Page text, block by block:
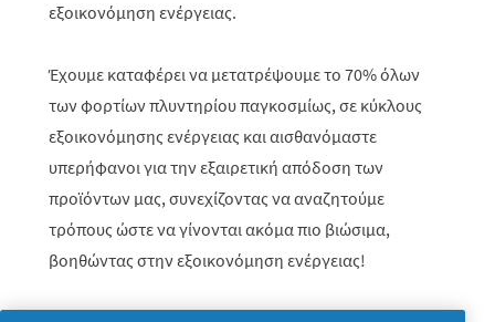
εξοικονόμηση ενέργειας.
Έχουμε καταφέρει να μετατρέψουμε το 70% όλων
των φορτίων πλυντηρίου παγκοσμίως, σε κύκλους
εξοικονόμησης ενέργειας και αισθανόμαστε
υπερήφανοι για την εξαιρετική απόδοση των
προϊόντων μας, συνεχίζοντας να αναζητούμε
τρόπους ώστε να γίνονται ακόμα πιο βιώσιμα,
βοηθώντας στην εξοικονόμηση ενέργειας!